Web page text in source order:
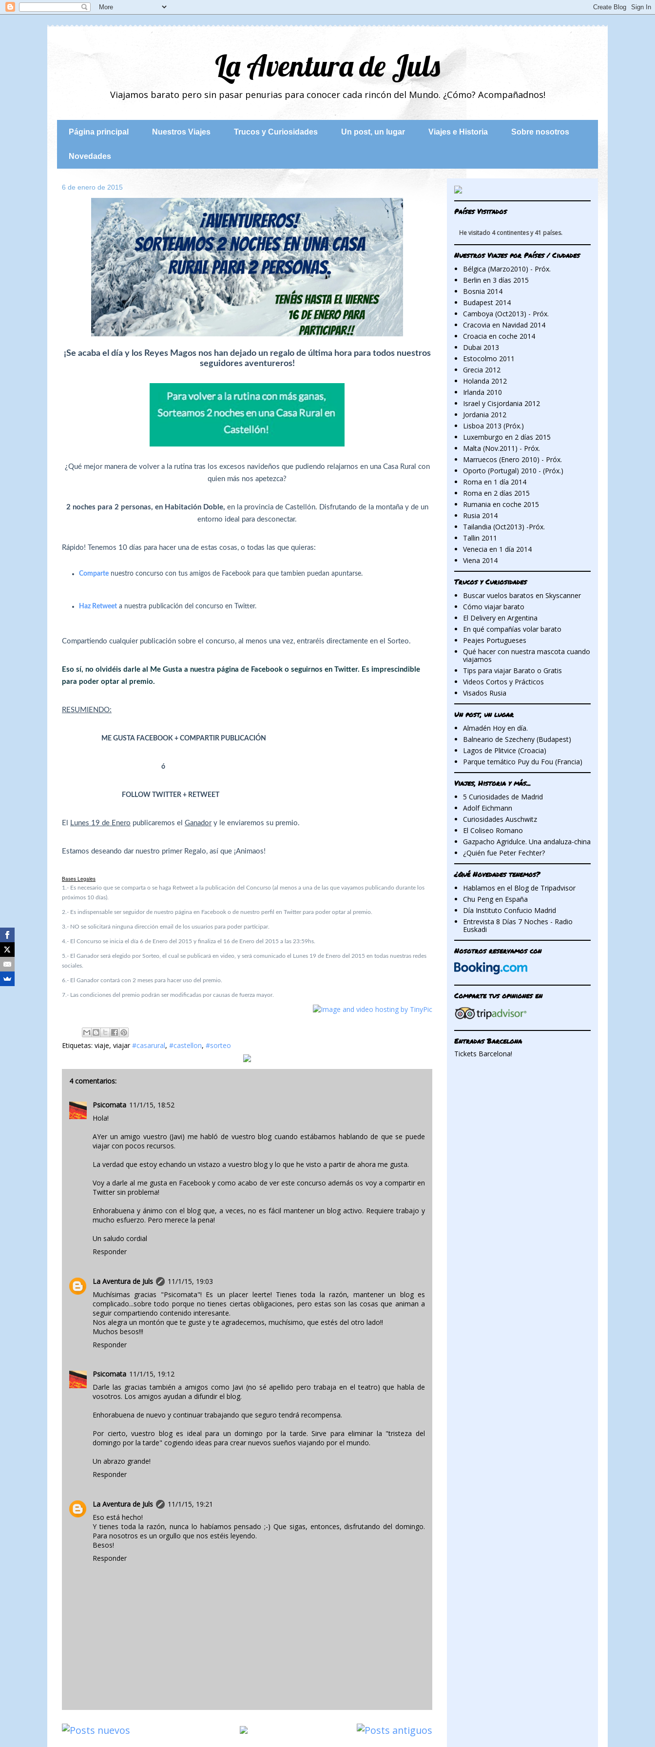
La Aventura de Juls
Viajamos barato pero sin pasar penurias para conocer cada rincón del Mundo. ¿Cómo? Acompañadnos!
Página principal Nuestros Viajes Trucos y Curiosidades Un post, un lugar Viajes e Historia Sobre nosotros
Novedades
6 de enero de 2015
¡Se acaba el día y los Reyes Magos nos han dejado un regalo de última hora para todos nuestros
seguidores aventureros!
¿Qué mejor manera de volver a la rutina tras los excesos navideños que pudiendo relajarnos en una Casa Rural con
quien más nos apetezca?
2 noches para 2 personas, en Habitación Doble, en la provincia de Castellón. Disfrutando de la montaña y de un
entorno ideal para desconectar.
Rápido! Tenemos 10 días para hacer una de estas cosas, o todas las que quieras:
Comparte nuestro concurso con tus amigos de Facebook para que tambien puedan apuntarse.
Haz Retweet a nuestra publicación del concurso en Twitter.
Compartiendo cualquier publicación sobre el concurso, al menos una vez, entraréis directamente en el Sorteo.
Eso sí, no olvidéis darle al Me Gusta a nuestra página de Facebook o seguirnos en Twitter. Es imprescindible
para poder optar al premio.
RESUMIENDO:
ME GUSTA FACEBOOK + COMPARTIR PUBLICACIÓN
ó
FOLLOW TWITTER + RETWEET
El Lunes 19 de Enero publicaremos el Ganadory le enviaremos su premio.
Estamos deseando dar nuestro primer Regalo, así que ¡Animaos!
Bases Legales
1.- Es necesario que se comparta o se haga Retweet a la publicación del Concurso (al menos a una de las que vayamos publicando durante los
próximos 10 días).
2.- Es indispensable ser seguidor de nuestro página en Facebook o de nuestro perfil en Twitter para poder optar al premio.
3.- NO se solicitará ninguna dirección email de los usuarios para poder participar.
4.- El Concurso se inicia el día 6 de Enero del 2015 y finaliza el 16 de Enero del 2015 a las 23:59hs.
5.- El Ganador será elegido por Sorteo, el cual se publicará en video, y será comunicado el Lunes 19 de Enero del 2015 en todas nuestras redes
sociales.
6.- El Ganador contará con 2 meses para hacer uso del premio.
7.- Las condiciones del premio podrán ser modificadas por causas de fuerza mayor.
Etiquetas: viaje, viajar#casarural, #castellon, #sorteo
4 comentarios:
Psicomata 11/1/15, 18:52
Hola!
AYer un amigo vuestro (Javi) me habló de vuestro blog cuando estábamos hablando de que se puede
viajar con pocos recursos.
La verdad que estoy echando un vistazo a vuestro blog y lo que he visto a partir de ahora me gusta.
Voy a darle al me gusta en Facebook y como acabo de ver este concurso además os voy a compartir en
Twitter sin problema!
Enhorabuena y ánimo con el blog que, a veces, no es fácil mantener un blog activo. Requiere trabajo y
mucho esfuerzo. Pero merece la pena!
Un saludo cordial
Responder
La Aventura de Juls
11/1/15, 19:03
Muchísimas gracias "Psicomata"! Es un placer leerte! Tienes toda la razón, mantener un blog es
complicado...sobre todo porque no tienes ciertas obligaciones, pero estas son las cosas que animan a
seguir compartiendo contenido interesante.
Nos alegra un montón que te guste y te agradecemos, muchísimo, que estés del otro lado!!
Muchos besos!!!
Responder
Psicomata 11/1/15, 19:12
Darle las gracias también a amigos como Javi (no sé apellido pero trabaja en el teatro) que habla de
vosotros. Los amigos ayudan a difundir el blog.
Enhorabuena de nuevo y continuar trabajando que seguro tendrá recompensa.
Por cierto, vuestro blog es ideal para un domingo por la tarde. Sirve para eliminar la "tristeza del
domingo por la tarde" cogiendo ideas para crear nuevos sueños viajando por el mundo.
Un abrazo grande!
Responder
La Aventura de Juls
11/1/15, 19:21
Eso está hecho!
Y tienes toda la razón, nunca lo habíamos pensado ;-) Que sigas, entonces, disfrutando del domingo.
Para nosotros es un orgullo que nos estéis leyendo.
Besos!
Responder
Países Visitados
He visitado 4 continentes y 41 países.
Nuestros Viajes por Países / Ciudades
Bélgica (Marzo2010) - Próx.
Berlin en 3 días 2015
Bosnia 2014
Budapest 2014
Camboya (Oct2013) - Próx.
Cracovia en Navidad 2014
Croacia en coche 2014
Dubai 2013
Estocolmo 2011
Grecia 2012
Holanda 2012
Irlanda 2010
Israel y Cisjordania 2012
Jordania 2012
Lisboa 2013 (Próx.)
Luxemburgo en 2 días 2015
Malta (Nov.2011) - Próx.
Marruecos (Enero 2010) - Próx.
Oporto (Portugal) 2010 - (Próx.)
Roma en 1 día 2014
Roma en 2 días 2015
Rumania en coche 2015
Rusia 2014
Tailandia (Oct2013) -Próx.
Tallin 2011
Venecia en 1 día 2014
Viena 2014
Trucos y Curiosidades
Buscar vuelos baratos en Skyscanner
Cómo viajar barato
El Delivery en Argentina
En qué compañías volar barato
Peajes Portugueses
Qué hacer con nuestra mascota cuando
viajamos
Tips para viajar Barato o Gratis
Videos Cortos y Prácticos
Visados Rusia
Un post, un lugar
Almadén Hoy en día.
Balneario de Szecheny (Budapest)
Lagos de Plitvice (Croacia)
Parque temático Puy du Fou (Francia)
Viajes, Historia y más...
5 Curiosidades de Madrid
Adolf Eichmann
Curiosidades Auschwitz
El Coliseo Romano
Gazpacho Agridulce. Una andaluza-china
¿Quién fue Peter Fechter?
¿Qué Novedades tenemos?
Hablamos en el Blog de Tripadvisor
Chu Peng en España
Día Instituto Confucio Madrid
Entrevista 8 Días 7 Noches - Radio
Euskadi
Nosotros reservamos con
Comparte tus opiniones en
Entradas Barcelona
Tickets Barcelona!